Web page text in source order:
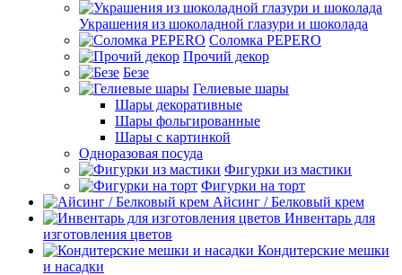
Украшения из шоколадной глазури и шоколада
Соломка PEPERO
Прочий декор
Безе
Гелиевые шары
Шары декоративные
Шары фольгированные
Шары с картинкой
Одноразовая посуда
Фигурки из мастики
Фигурки на торт
Айсинг / Белковый крем
Инвентарь для
изготовления цветов
Кондитерские мешки
и насадки